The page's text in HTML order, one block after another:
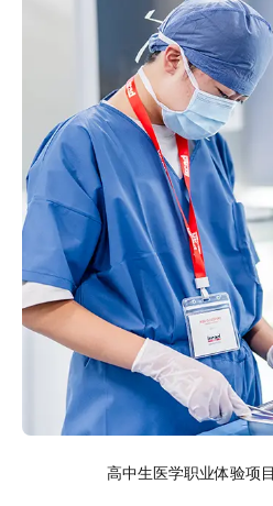
高中生医学职业体验项